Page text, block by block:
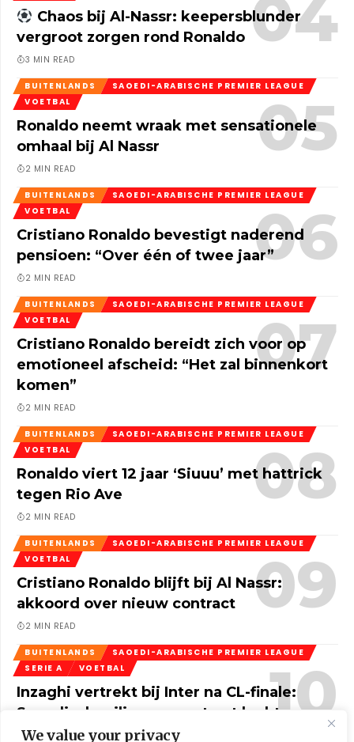
We value your privacy
Chaos bij Al-Nassr: keepersblunder
vergroot zorgen rond Ronaldo
3 MIN READ
BUITENLANDS
SAOEDI-ARABISCHE PREMIER LEAGUE
VOETBAL
Ronaldo neemt wraak met sensationele
omhaal bij Al Nassr
2 MIN READ
BUITENLANDS
SAOEDI-ARABISCHE PREMIER LEAGUE
VOETBAL
Cristiano Ronaldo bevestigt naderend
pensioen: “Over één of twee jaar”
2 MIN READ
BUITENLANDS
SAOEDI-ARABISCHE PREMIER LEAGUE
VOETBAL
Cristiano Ronaldo bereidt zich voor op
emotioneel afscheid: “Het zal binnenkort
komen”
2 MIN READ
BUITENLANDS
SAOEDI-ARABISCHE PREMIER LEAGUE
VOETBAL
Ronaldo viert 12 jaar ‘Siuuu’ met hattrick
tegen Rio Ave
2 MIN READ
BUITENLANDS
SAOEDI-ARABISCHE PREMIER LEAGUE
VOETBAL
Cristiano Ronaldo blijft bij Al Nassr:
akkoord over nieuw contract
2 MIN READ
BUITENLANDS
SAOEDI-ARABISCHE PREMIER LEAGUE
SERIE A
VOETBAL
Inzaghi vertrekt bij Inter na CL-finale:
Saoedisch miljoenencontract lonkt
3 MIN READ